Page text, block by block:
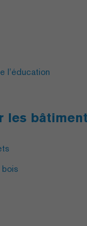
l’éducation
les